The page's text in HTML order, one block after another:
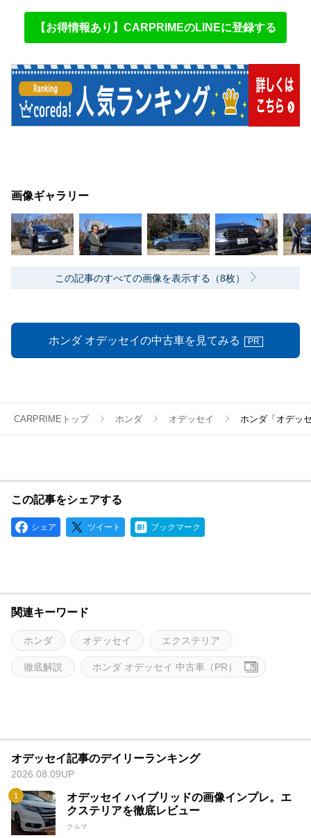
【お得情報あり】CARPRIMEのLINEに登録する
画像ギャラリー
この記事のすべての画像を表示する（8枚）
ホンダ オデッセイの中古車を見てみる PR
CARPRIMEトップ ホンダ オデッセイ ホンダ「オデッ
この記事をシェアする
シェア ツイート ブックマーク
関連キーワード
ホンダ オデッセイ エクステリア
徹底解説 ホンダ オデッセイ 中古車（PR）
オデッセイ記事のデイリーランキング
2026.08.09UP
オデッセイ ハイブリッドの画像インプレ。エ
クステリアを徹底レビュー
クルマ